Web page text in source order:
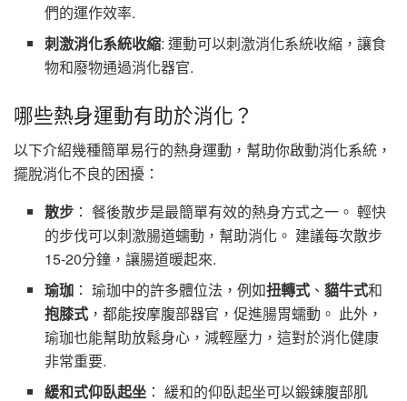
們的運作效率.
刺激消化系統收縮: 運動可以刺激消化系統收縮，讓食
物和廢物通過消化器官.
哪些熱身運動有助於消化？
以下介紹幾種簡單易行的熱身運動，幫助你啟動消化系統，
擺脫消化不良的困擾：
散步 ： 餐後散步是最簡單有效的熱身方式之一。 輕快
的步伐可以刺激腸道蠕動，幫助消化。 建議每次散步
15-20分鐘，讓腸道暖起來.
瑜珈 ： 瑜珈中的許多體位法，例如扭轉式 、貓牛式和
抱膝式 ，都能按摩腹部器官，促進腸胃蠕動。 此外，
瑜珈也能幫助放鬆身心，減輕壓力，這對於消化健康
非常重要.
緩和式仰臥起坐 ： 緩和的仰臥起坐可以鍛鍊腹部肌